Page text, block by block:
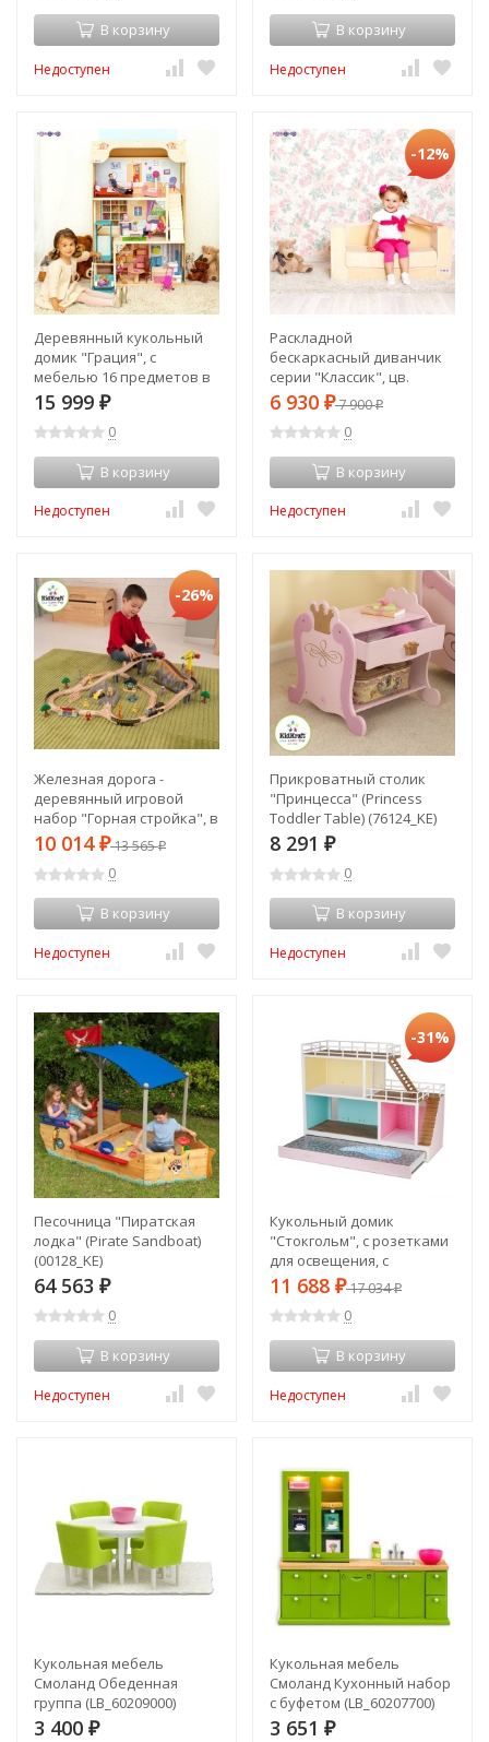
В корзину
Недоступен
В корзину
Недоступен
Деревянный кукольный
домик "Грация", с
мебелью 16 предметов в
наборе и с качелями, для
кукол 30 см (PD315-03)
15 999 ₽
0
В корзину
Недоступен
-12%
Раскладной
бескаркасный диванчик
серии "Классик", цв.
Бежевый (PCR316-07)
6 930 ₽7 900₽
0
В корзину
Недоступен
-26%
Железная дорога -
деревянный игровой
набор "Горная стройка", в
контейнере (17805_KE)
10 014 ₽13 565₽
0
В корзину
Недоступен
Прикроватный столик
"Принцесса" (Princess
Toddler Table) (76124_KE)
8 291 ₽
0
В корзину
Недоступен
Песочница "Пиратская
лодка" (Pirate Sandboat)
(00128_KE)
64 563 ₽
0
В корзину
Недоступен
-31%
Кукольный домик
"Стокгольм", с розетками
для освещения, с
бассейном, для кукол 12
см (LB_60903200)
11 688 ₽17 034₽
0
В корзину
Недоступен
Кукольная мебель
Смоланд Обеденная
группа (LB_60209000)
3 400 ₽
Кукольная мебель
Смоланд Кухонный набор
с буфетом (LB_60207700)
3 651 ₽